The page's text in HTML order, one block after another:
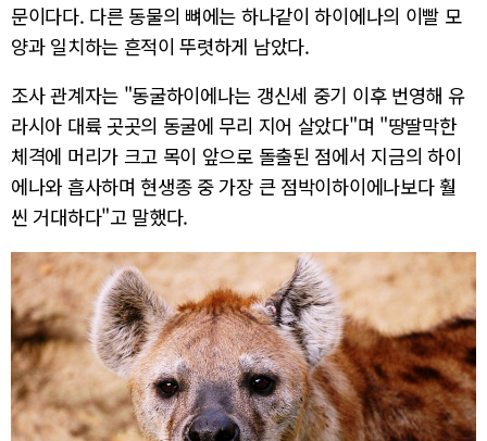
문이다다. 다른 동물의 뼈에는 하나같이 하이에나의 이빨 모
양과 일치하는 흔적이 뚜렷하게 남았다.
조사 관계자는 "동굴하이에나는 갱신세 중기 이후 번영해 유
라시아 대륙 곳곳의 동굴에 무리 지어 살았다"며 "땅딸막한
체격에 머리가 크고 목이 앞으로 돌출된 점에서 지금의 하이
에나와 흡사하며 현생종 중 가장 큰 점박이하이에나보다 훨
씬 거대하다"고 말했다.